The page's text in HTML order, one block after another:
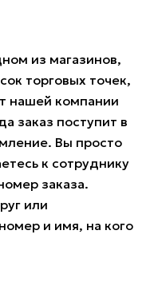
из магазинов,
торговых точек,
нашей компании
заказ поступит в
Вы просто
к сотруднику
заказа.
или
и имя, на кого